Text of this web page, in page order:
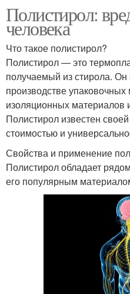
Полистирол:
человека
Что такое полистирол?
Полистирол — это
получаемый из стирола. Он
производстве
изоляционных материалов
Полистирол известен
стоимостью и
Свойства и применение
Полистирол обладает
его популярным